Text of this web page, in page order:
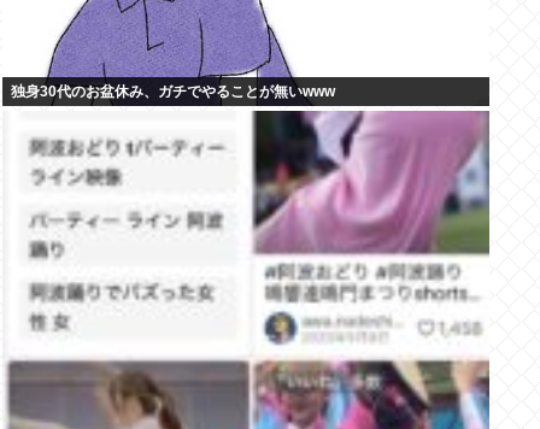
独身30代のお盆休み、ガチでやることが無いwww